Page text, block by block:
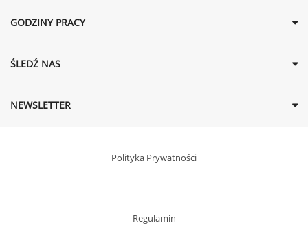
GODZINY PRACY
ŚLEDŹ NAS
NEWSLETTER
Polityka Prywatności
Regulamin